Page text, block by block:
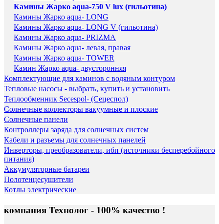
Камины Жарко aqua-750 V lux (гильотина)
Камины Жарко aqua- LONG
Камины Жарко aqua- LONG V (гильотина)
Камины Жарко aqua- PRIZMA
Камины Жарко aqua- левая, правая
Камины Жарко aqua- TOWER
Камин Жарко aqua- двусторонняя
Комплектующие для каминов с водяным контуром
Тепловые насосы - выбрать, купить и установить
Теплообменник Secespol- (Сецеспол)
Солнечные коллекторы вакуумные и плоские
Солнечные панели
Контроллеры заряда для солнечных систем
Кабели и разъемы для солнечных панелей
Инверторы, преобразователи, ибп (источники бесперебойного
питания)
Аккумуляторные батареи
Полотенцесушители
Котлы электрические
компания Технолог - 100% качество !